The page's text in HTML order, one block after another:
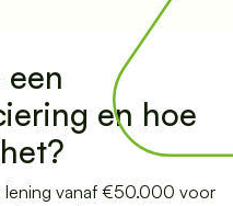
een
en hoe
lening vanaf €50.000 voor